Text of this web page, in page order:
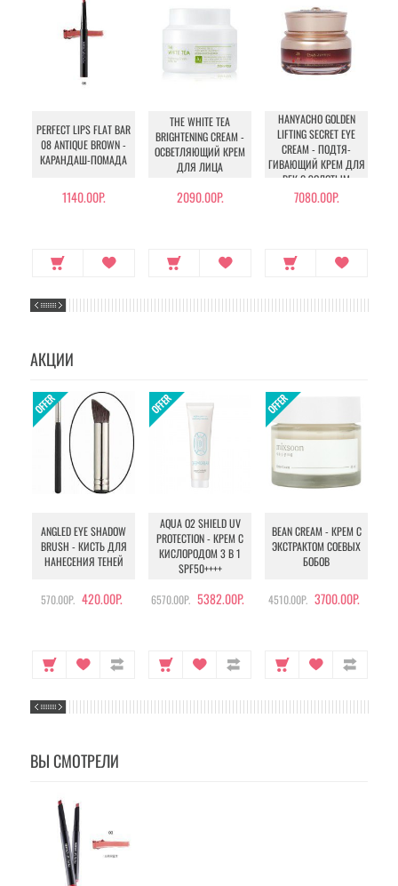
PERFECT LIPS FLAT BAR
08 ANTIQUE BROWN -
КАРАНДАШ-ПОМАДА
1140.00Р.
THE WHITE TEA
BRIGHTENING CREAM -
ОСВЕТЛЯЮЩИЙ КРЕМ
ДЛЯ ЛИЦА
2090.00Р.
HANYACHO GOLDEN
LIFTING SECRET EYE
CREAM - ПОДТЯ­
ГИВАЮЩИЙ КРЕМ ДЛЯ
ВЕК С ЗОЛОТЫМ
КОМПЛЕКСОМ
7080.00Р.
АКЦИИ
ANGLED EYE SHADOW
BRUSH - КИСТЬ ДЛЯ
НАНЕСЕНИЯ ТЕНЕЙ
570.00Р. 420.00Р.
AQUA O2 SHIELD UV
PROTECTION - КРЕМ С
КИСЛОРОДОМ 3 В 1
SPF50++++
6570.00Р. 5382.00Р.
BEAN CREAM - КРЕМ С
ЭКСТРАКТОМ СОЕВЫХ
БОБОВ
4510.00Р. 3700.00Р.
ВЫ СМОТРЕЛИ